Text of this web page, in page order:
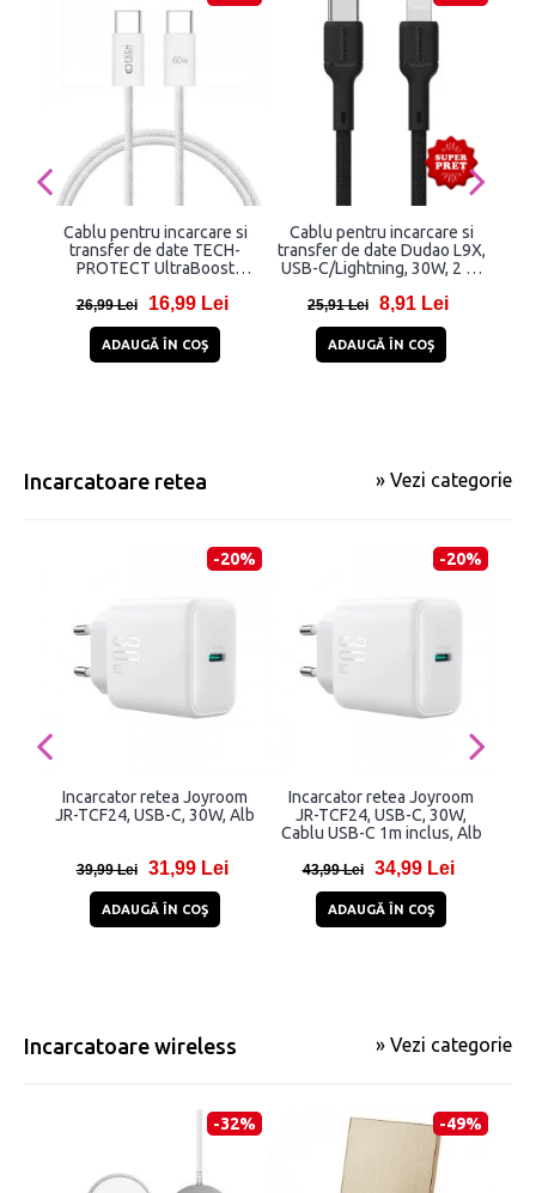
Cablu pentru incarcare si
transfer de date TECH-
PROTECT UltraBoost
60W, 3A, 1m, Alb
26,99 Lei 16,99 Lei
ADAUGĂ ÎN COŞ
Cablu pentru incarcare si
transfer de date Dudao L9X,
USB-C/Lightning, 30W, 2 m,
25,91 Lei 8,91 Lei
ADAUGĂ ÎN COŞ
Incarcatoare retea » Vezi categorie
-20%
Incarcator retea Joyroom
JR-TCF24, USB-C, 30W, Alb
39,99 Lei 31,99 Lei
ADAUGĂ ÎN COŞ
-20%
Incarcator retea Joyroom
JR-TCF24, USB-C, 30W,
Cablu USB-C 1m inclus, Alb
43,99 Lei 34,99 Lei
ADAUGĂ ÎN COŞ
Incarcatoare wireless » Vezi categorie
-32% -49%